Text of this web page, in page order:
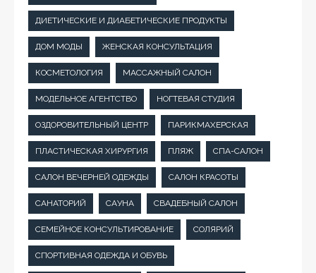
ДИЕТИЧЕСКИЕ И ДИАБЕТИЧЕСКИЕ ПРОДУКТЫ
ДОМ МОДЫ ЖЕНСКАЯ КОНСУЛЬТАЦИЯ
КОСМЕТОЛОГИЯ МАССАЖНЫЙ САЛОН
МОДЕЛЬНОЕ АГЕНТСТВО НОГТЕВАЯ СТУДИЯ
ОЗДОРОВИТЕЛЬНЫЙ ЦЕНТР ПАРИКМАХЕРСКАЯ
ПЛАСТИЧЕСКАЯ ХИРУРГИЯ ПЛЯЖ СПА-САЛОН
САЛОН ВЕЧЕРНЕЙ ОДЕЖДЫ САЛОН КРАСОТЫ
САНАТОРИЙ САУНА СВАДЕБНЫЙ САЛОН
СЕМЕЙНОЕ КОНСУЛЬТИРОВАНИЕ СОЛЯРИЙ
СПОРТИВНАЯ ОДЕЖДА И ОБУВЬ